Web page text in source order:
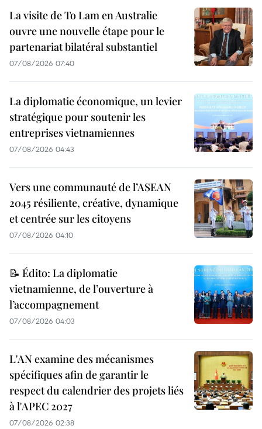
La visite de To Lam en Australie
ouvre une nouvelle étape pour le
partenariat bilatéral substantiel
07/08/2026 07:40
La diplomatie économique, un levier
stratégique pour soutenir les
entreprises vietnamiennes
07/08/2026 04:43
Vers une communauté de l’ASEAN
2045 résiliente, créative, dynamique
et centrée sur les citoyens
07/08/2026 04:10
📝 Édito: La diplomatie
vietnamienne, de l’ouverture à
l’accompagnement
07/08/2026 04:03
L'AN examine des mécanismes
spécifiques afin de garantir le
respect du calendrier des projets liés
à l'APEC 2027
07/08/2026 02:38